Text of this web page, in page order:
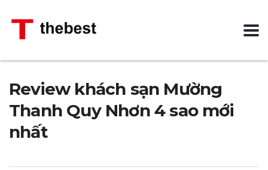
Review khách sạn Mường
Thanh Quy Nhơn 4 sao mới
nhất